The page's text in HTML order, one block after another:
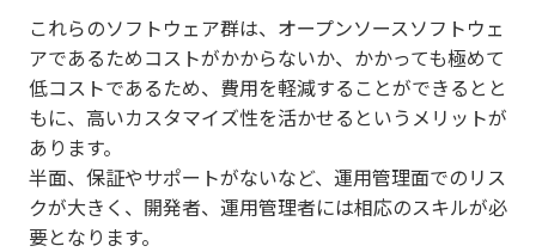
これらのソフトウェア群は、オープンソースソフトウェ
アであるためコストがかからないか、かかっても極めて
低コストであるため、費用を軽減することができるとと
もに、高いカスタマイズ性を活かせるというメリットが
あります。
半面、保証やサポートがないなど、運用管理面でのリス
クが大きく、開発者、運用管理者には相応のスキルが必
要となります。